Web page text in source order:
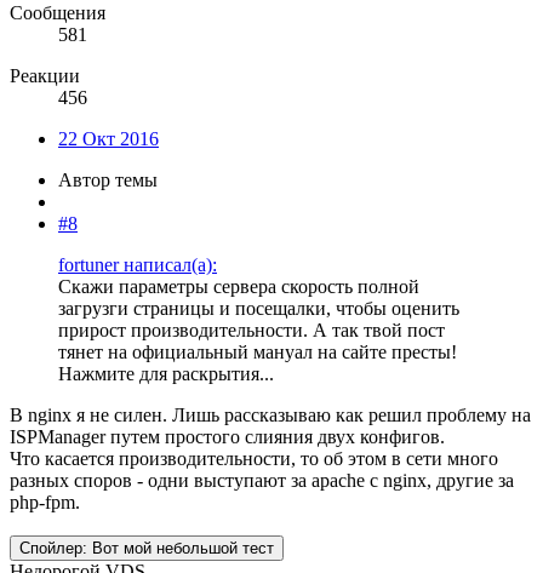
Сообщения
581
Реакции
456
22 Окт 2016
Автор темы
#8
fortuner написал(а):
Скажи параметры сервера скорость полной
загрузги страницы и посещалки, чтобы оценить
прирост производительности. А так твой пост
тянет на официальный мануал на сайте престы!
Нажмите для раскрытия...
В nginx я не силен. Лишь рассказываю как решил проблему на
ISPManager путем простого слияния двух конфигов.
Что касается производительности, то об этом в сети много
разных споров - одни выступают за apache с nginx, другие за
php-fpm.
Спойлер: Вот мой небольшой тест